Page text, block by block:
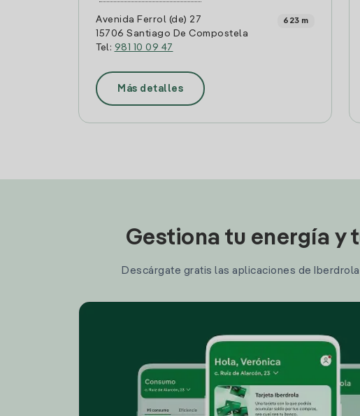
Avenida Ferrol (de) 27
15706 Santiago De Compostela
Tel: 981 10 09 47
623 m
Más detalles
Gestiona tu energía y
Descárgate gratis las aplicaciones de